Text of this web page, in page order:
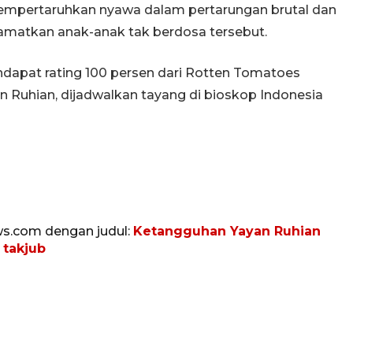
nyawa dalam pertarungan brutal dan
anak-anak tak berdosa tersebut.
rating 100 persen dari Rotten Tomatoes
Ruhian, dijadwalkan tayang di bioskop Indonesia
dengan judul: Ketangguhan Yayan Ruhian
takjub